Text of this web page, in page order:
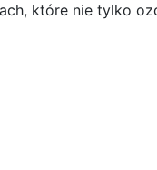
które nie tylko